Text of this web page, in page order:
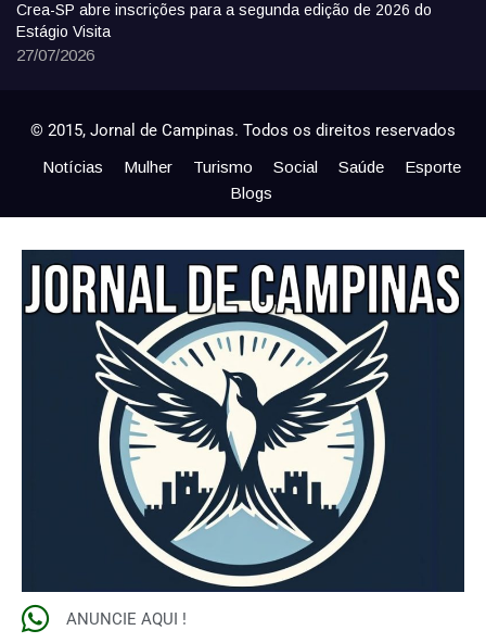
Crea-SP abre inscrições para a segunda edição de 2026 do
Estágio Visita
27/07/2026
© 2015, Jornal de Campinas. Todos os direitos reservados
Notícias Mulher Turismo Social Saúde
Esporte
Blogs
ANUNCIE AQUI !